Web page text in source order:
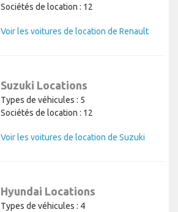
Sociétés de location : 12
Voir les voitures de location de Renault
Suzuki Locations
Types de véhicules : 5
Sociétés de location : 12
Voir les voitures de location de Suzuki
Hyundai Locations
Types de véhicules : 4